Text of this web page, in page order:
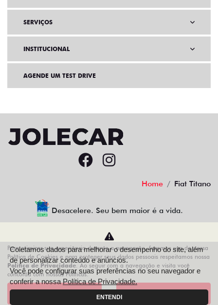
SERVIÇOS
INSTITUCIONAL
AGENDE UM TEST DRIVE
Home Fiat Titano
Desacelere. Seu bem maior é a vida.
AZZURRA VEICULOS LTDA
68.743.038/0013-21
Desenvolvido pela DEALERSPACE ® Direitos Reservados.
Para otimizar sua experiência durante a navegação, fazemos uso de nossa
Política de Cookies e para proteger seus dados pessoais respeitamos nossa
Política de Privacidade. Ao seguir com a navegação e visita você
concorda com nossas Políticas.
Coletamos dados para melhorar o desempenho do site, além
de personalizar conteúdo e anúncios.
Você pode configurar suas preferências no seu navegador e
conferir a nossaPolítica de Privacidade.
ENTENDI